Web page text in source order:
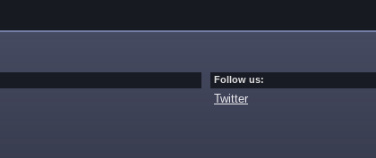
Follow us:
Twitter